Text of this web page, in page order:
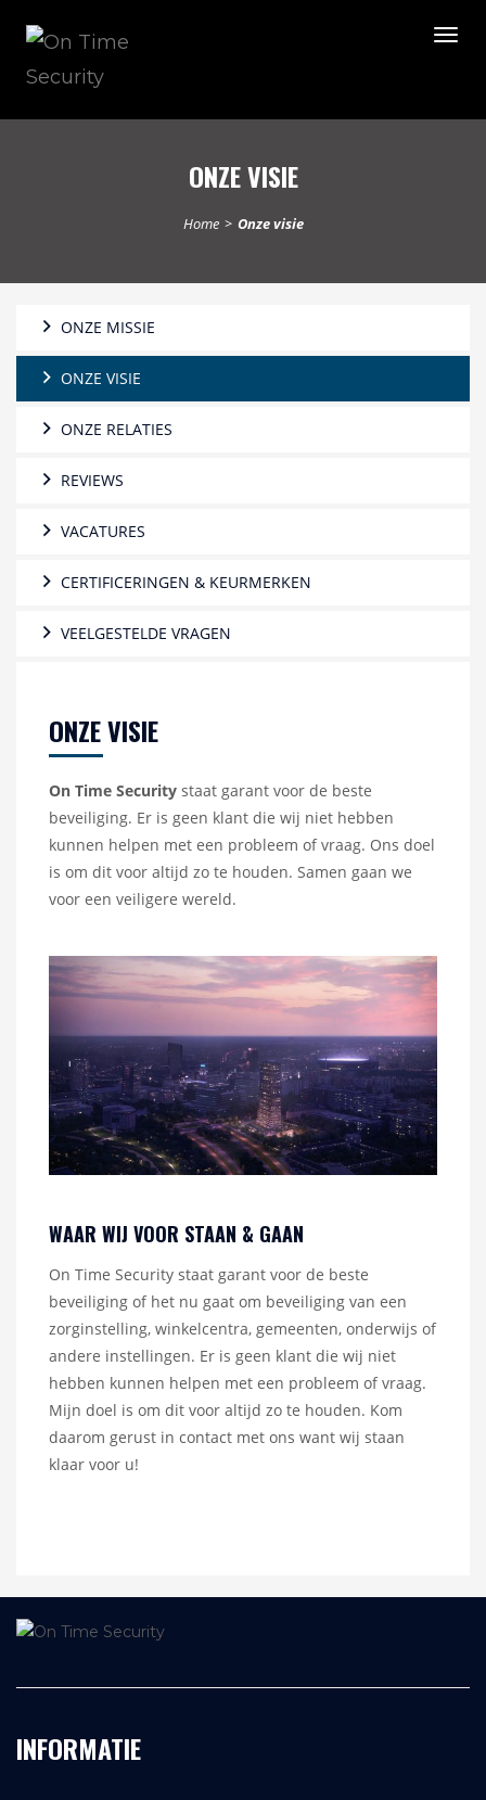
ONZE VISIE
Home > Onze visie
ONZE MISSIE
ONZE VISIE
ONZE RELATIES
REVIEWS
VACATURES
CERTIFICERINGEN & KEURMERKEN
VEELGESTELDE VRAGEN
ONZE VISIE
On Time Security staat garant voor de beste
beveiliging. Er is geen klant die wij niet hebben
kunnen helpen met een probleem of vraag. Ons doel
is om dit voor altijd zo te houden. Samen gaan we
voor een veiligere wereld.
WAAR WIJ VOOR STAAN & GAAN
On Time Security staat garant voor de beste
beveiliging of het nu gaat om beveiliging van een
zorginstelling, winkelcentra, gemeenten, onderwijs of
andere instellingen. Er is geen klant die wij niet
hebben kunnen helpen met een probleem of vraag.
Mijn doel is om dit voor altijd zo te houden. Kom
daarom gerust in contact met ons want wij staan
klaar voor u!
INFORMATIE